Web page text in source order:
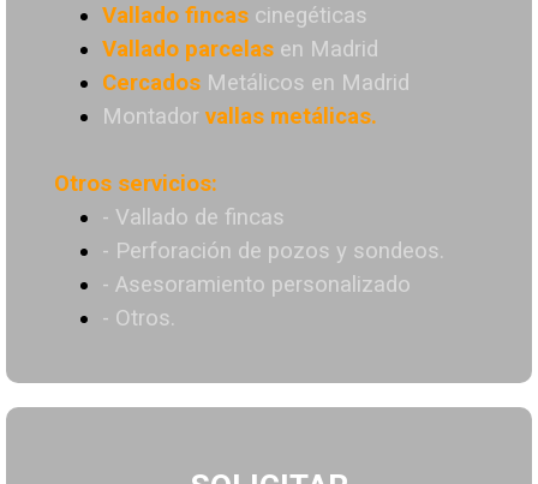
Vallado fincas cinegéticas
Vallado parcelas en Madrid
Cercados Metálicos en Madrid
Montador vallas metálicas.
Otros servicios:
- Vallado de fincas
- Perforación de pozos y sondeos.
- Asesoramiento personalizado
- Otros.